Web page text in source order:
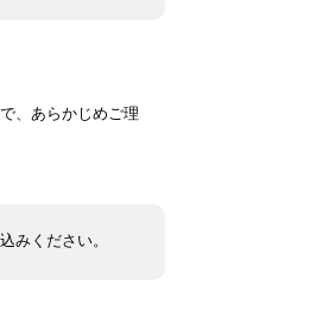
、あらかじめご理
みください。